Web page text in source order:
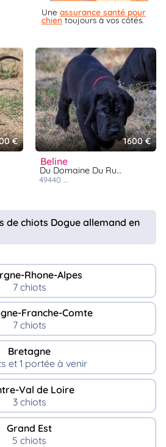
Une assurance santé pour
chientoujours à vos côtés.
€ 1600 €
beline
Du Domaine Du Rupt De Mad
49440
de chiots Dogue allemand en
Rhone-Alpes
7 chiots
Franche-Comte
7 chiots
Bretagne
et 1 portée à venir
Val de Loire
3 chiots
Grand Est
5 chiots